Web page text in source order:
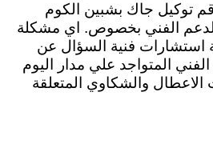
توكيل جاك بشبين الكوم
الدعم الفني بخصوص. اي مشكلة
استشارات فنية السؤال عن
المتواجد علي مدار اليوم
الاعطال والشكاوي المتعلقة